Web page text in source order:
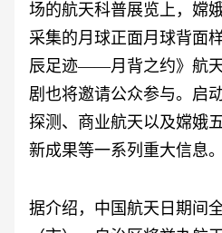
场的航天科普展览上，嫦
采集的月球正面月球背面
辰足迹——月背之约》航
剧也将邀请公众参与。启
探测、商业航天以及嫦娥
新成果等一系列重大信息。
据介绍，中国航天日期间